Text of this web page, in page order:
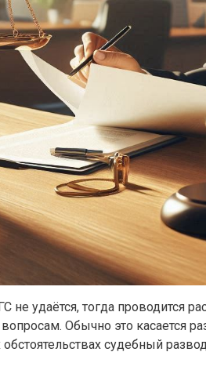
удаётся, тогда проводится
Обычно это касается
судебный